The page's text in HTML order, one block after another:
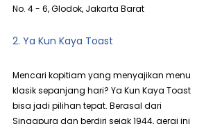
No. 4 - 6, Glodok, Jakarta Barat
2. Ya Kun Kaya Toast
Mencari kopitiam yang menyajikan menu
klasik sepanjang hari? Ya Kun Kaya Toast
bisa jadi pilihan tepat. Berasal dari
Singapura dan berdiri sejak 1944, gerai ini